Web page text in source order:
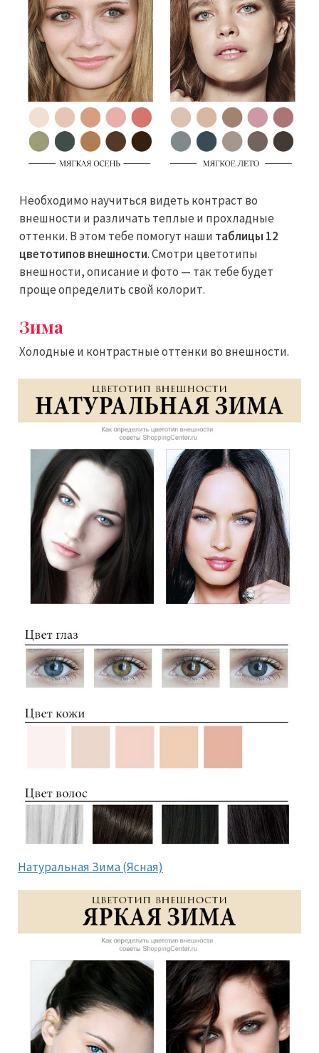
Необходимо научиться видеть контраст во
внешности и различать теплые и прохладные
оттенки. В этом тебе помогут наши таблицы 12
цветотипов внешности. Смотри цветотипы
внешности, описание и фото — так тебе будет
проще определить свой колорит.
Зима
Холодные и контрастные оттенки во внешности.
Натуральная Зима (Ясная)